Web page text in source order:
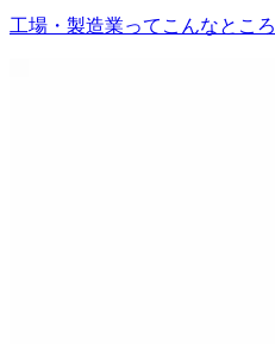
工場・製造業ってこんなところ